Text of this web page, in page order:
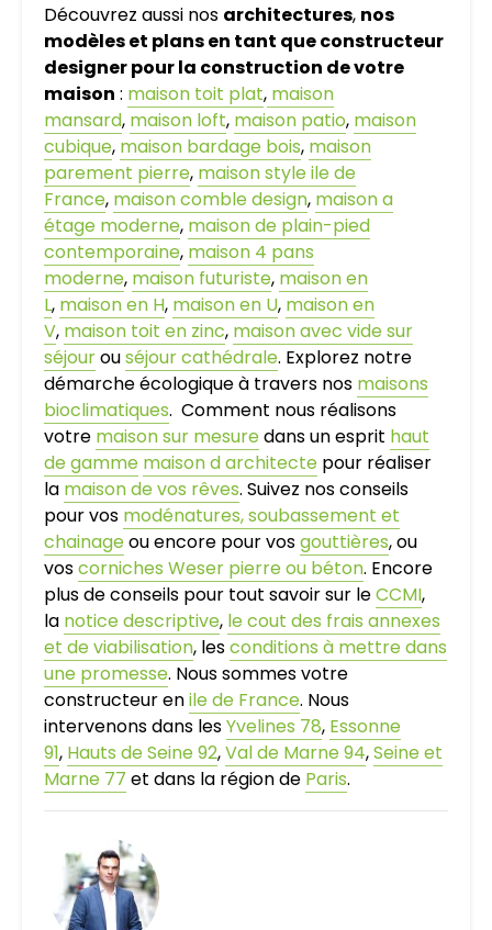
Découvrez aussi nos architectures, nos
modèles et plans en tant que constructeur
designer pour la construction de votre
maison : maison toit plat, maison
mansard, maison loft, maison patio, maison
cubique, maison bardage bois, maison
parement pierre, maison style ile de
France, maison comble design, maison a
étage moderne, maison de plain-pied
contemporaine, maison 4 pans
moderne, maison futuriste, maison en
L, maison en H, maison en U, maison en
V, maison toit en zinc, maison avec vide sur
séjourouséjour cathédrale. Explorez notre
démarche écologique à travers nos maisons
bioclimatiques. Comment nous réalisons
votre maison sur mesuredans un esprit haut
de gamme maison d architecte pour réaliser
la maison de vos rêves. Suivez nos conseils
pour vos modénatures, soubassement et
chainageou encore pour vosgouttières, ou
voscorniches Weser pierre ou béton. Encore
plus de conseils pour tout savoir sur leCCMI,
la notice descriptive, le cout des frais annexes
et de viabilisation, lesconditions à mettre dans
une promesse. Nous sommes votre
constructeur enile de France. Nous
intervenons dans lesYvelines 78, Essonne
91, Hauts de Seine 92,Val de Marne 94,Seine et
Marne 77 et dans la région de Paris.